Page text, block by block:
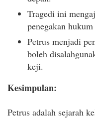
Tragedi ini
penegakan
Petrus menjadi
boleh
keji.
Kesimpulan:
Petrus adalah sejarah